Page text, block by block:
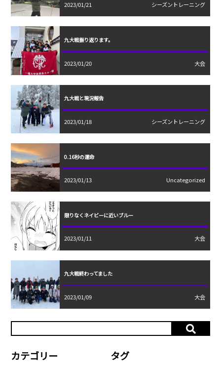
2023/01/21 シーズントレーニング
九大戦振り返ります。
2023/01/20 大会
九大戦と現況報告
2023/01/18 シーズントレーニング
0.16秒の運命
2023/01/13 Uncategorized
限りなくネイビーに近いブルー
2023/01/11 大会
九大戦終わってました
2023/01/09 大会
カテゴリー タグ